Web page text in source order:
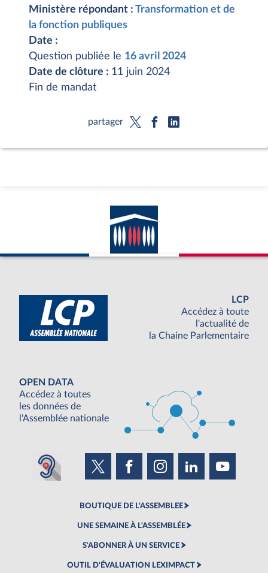
Ministère répondant : Transformation et de
la fonction publiques
Date :
Question publiée le 16 avril 2024
Date de clôture : 11 juin 2024
Fin de mandat
partager
LCP
Accédez à toute
l'actualité de
la Chaine Parlementaire
OPEN DATA
Accédez à toutes
les données de
l'Assemblée nationale
BOUTIQUE DE L'ASSEMBLEE
UNE SEMAINE À L'ASSEMBLÉE
S'ABONNER À UN SERVICE
OUTIL D'ÉVALUATION LEXIMPACT